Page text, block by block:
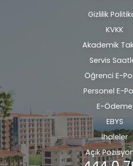
Alt
bilgi
Gizlilik
KVKK
Akademik
Servis
Öğrenci E-
Personel E-
E-Ödeme
EBYS
İhaleler
Açık